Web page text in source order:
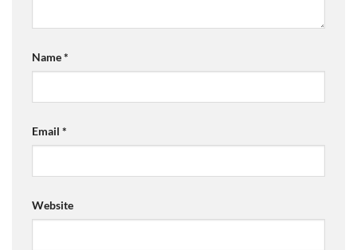
Name*
Email *
Website